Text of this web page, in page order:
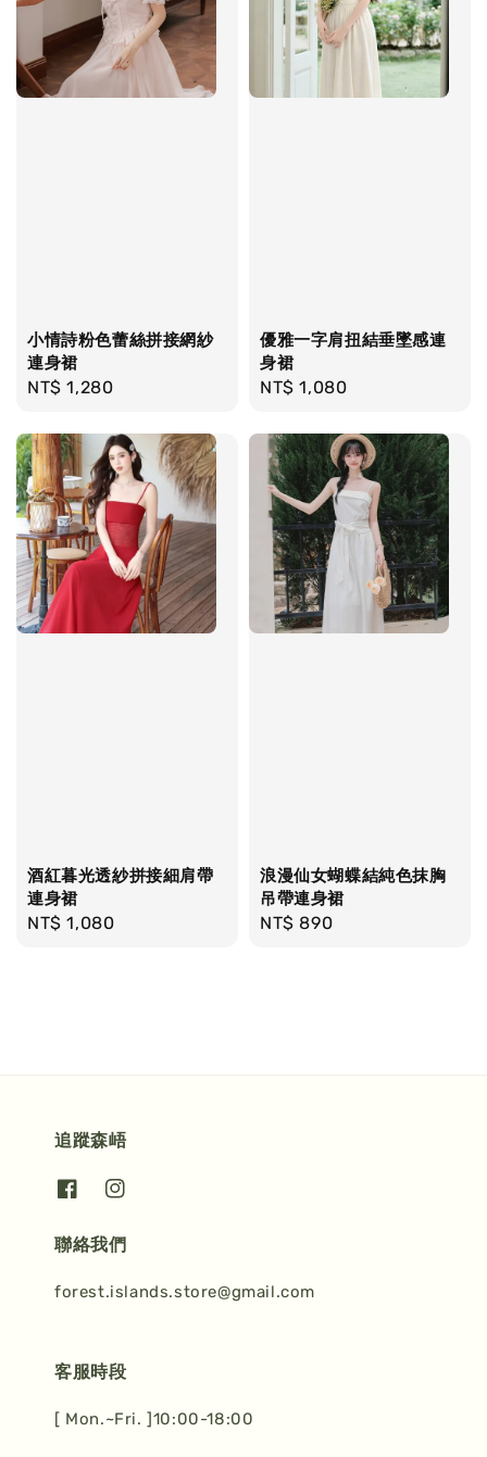
小情詩粉色蕾絲拼接網紗
連身裙
Regular
NT$ 1,280
優雅一字肩扭結垂墜感連
身裙
Regular
NT$ 1,080
酒紅暮光透紗拼接細肩帶
連身裙
Regular
NT$ 1,080
浪漫仙女蝴蝶結純色抹胸
吊帶連身裙
Regular
NT$ 890
追蹤森峿
聯絡我們
forest.islands.store@gmail.com
客服時段
[ Mon.~Fri. ]10:00-18:00